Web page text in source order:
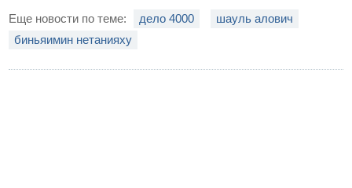
Еще новости по теме: дело 4000
шауль алович
биньяимин нетанияху